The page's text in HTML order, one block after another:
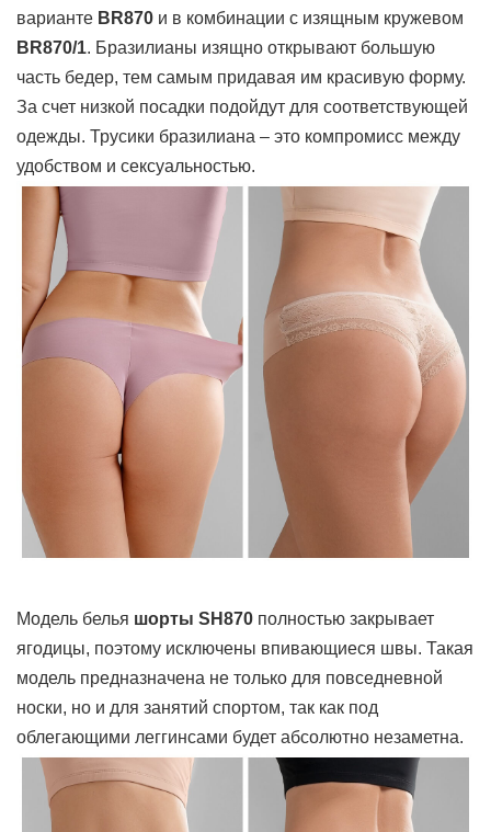
варианте BR870 и в комбинации с изящным кружевом
BR870/1. Бразилианы изящно открывают большую
часть бедер, тем самым придавая им красивую форму.
За счет низкой посадки подойдут для соответствующей
одежды. Трусики бразилиана – это компромисс между
удобством и сексуальностью.
Модель белья шорты SH870 полностью закрывает
ягодицы, поэтому исключены впивающиеся швы. Такая
модель предназначена не только для повседневной
носки, но и для занятий спортом, так как под
облегающими леггинсами будет абсолютно незаметна.